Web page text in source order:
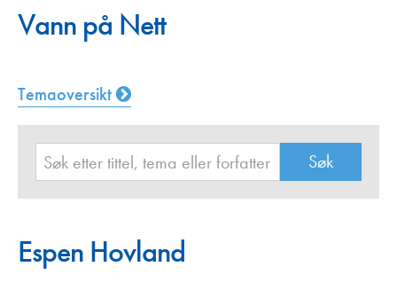
Vann på Nett
Temaoversikt
Espen Hovland